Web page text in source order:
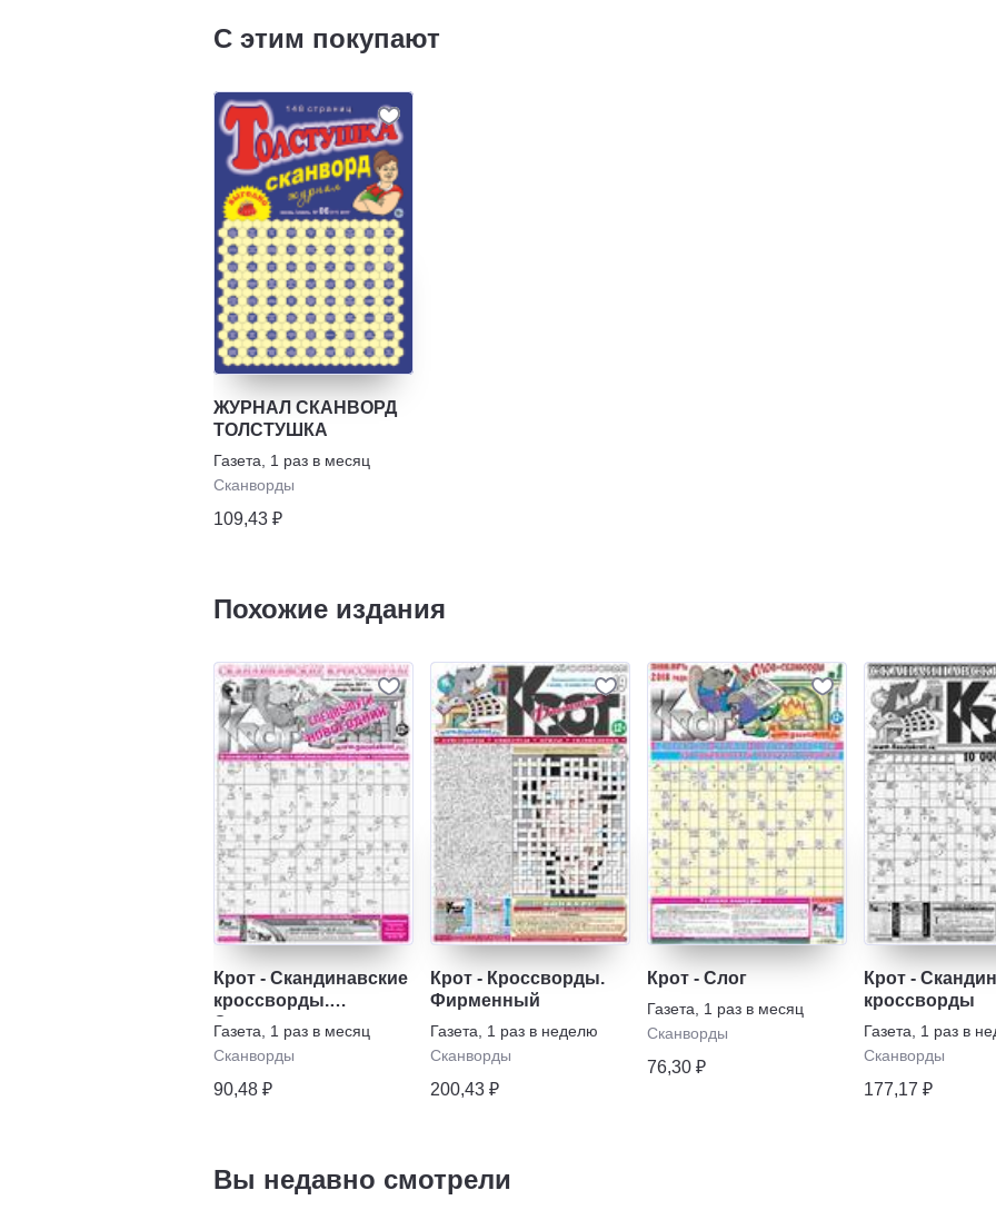
С этим покупают
ЖУРНАЛ СКАНВОРД
ТОЛСТУШКА
Газета
1 раз в месяц
Сканворды
109,43 ₽
Похожие издания
Крот - Скандинавские
кроссворды.
Спецвыпуск
Газета
1 раз в месяц
Сканворды
90,48 ₽
Крот - Кроссворды.
Фирменный
Газета
1 раз в неделю
Сканворды
200,43 ₽
Крот - Слог
Газета
1 раз в месяц
Сканворды
76,30 ₽
Крот -
кроссворды
Газета
1 раз в
Сканворды
177,17 ₽
Вы недавно смотрели